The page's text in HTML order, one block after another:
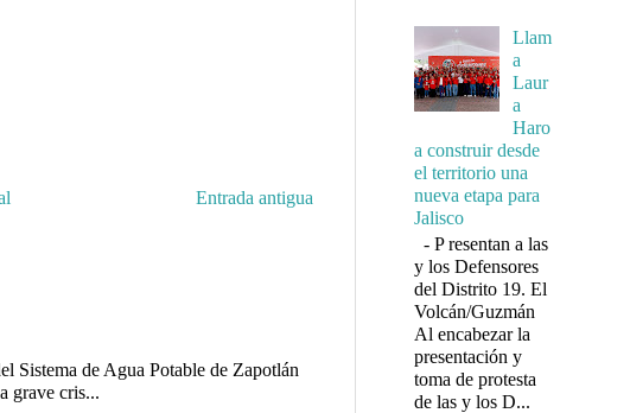
Entrada antigua
Sistema de Agua Potable de Zapotlán
grave cris...
Llam
a
Laur
a
Haro
a construir desde
el territorio una
nueva etapa para
Jalisco
- P resentan a las
y los Defensores
del Distrito 19. El
Volcán/Guzmán
Al encabezar la
presentación y
toma de protesta
de las y los D...